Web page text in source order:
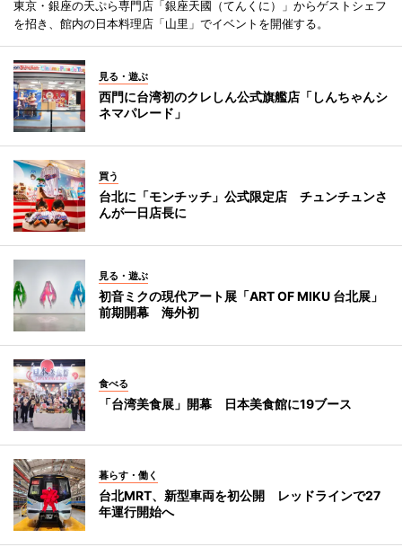
東京・銀座の天ぷら専門店「銀座天國（てんくに）」からゲストシェフ
を招き、館内の日本料理店「山里」でイベントを開催する。
見る・遊ぶ
西門に台湾初のクレしん公式旗艦店「しんちゃんシ
ネマパレード」
買う
台北に「モンチッチ」公式限定店 チュンチュンさ
んが一日店長に
見る・遊ぶ
初音ミクの現代アート展「ART OF MIKU 台北展」
前期開幕 海外初
食べる
「台湾美食展」開幕 日本美食館に19ブース
暮らす・働く
台北MRT、新型車両を初公開 レッドラインで27
年運行開始へ